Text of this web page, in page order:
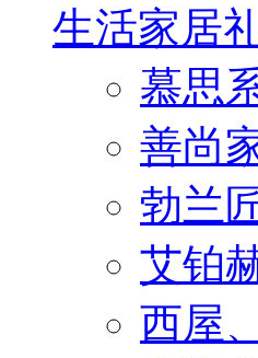
生活家居
慕思
善尚
勃兰
艾铂
西屋